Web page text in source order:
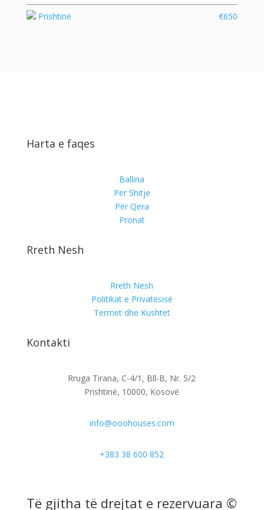
Prishtinë €650
Harta e faqes
Ballina
Për Shitje
Për Qera
Pronat
Rreth Nesh
Rreth Nesh
Politikat e Privatësisë
Termet dhe Kushtet
Kontakti
Rruga Tirana, C-4/1, Bll-B, Nr. 5/2
Prishtinë, 10000, Kosovë
info@ooohouses.com
+383 38 600 852
Të gjitha të drejtat e rezervuara ©